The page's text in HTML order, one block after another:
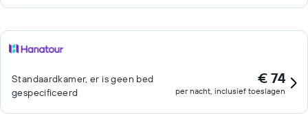
Standaardkamer, er is geen bed
gespecificeerd
€ 74
per nacht, inclusief toeslagen